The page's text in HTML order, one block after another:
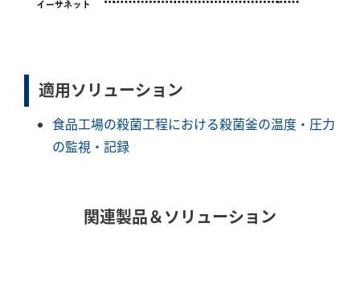
適用ソリューション
食品工場の殺菌工程における殺菌釜の温度・圧力
の監視・記録
関連製品＆ソリューション